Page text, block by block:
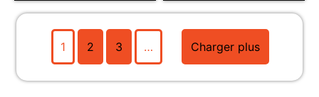
1 2 3 … Charger plus